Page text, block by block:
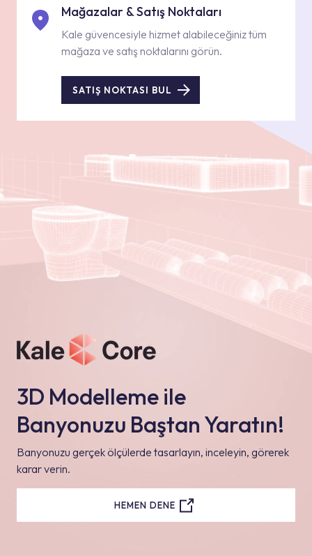
Mağazalar & Satış Noktaları
Kale güvencesiyle hizmet alabileceğiniz tüm
mağaza ve satış noktalarını görün.
SATIŞ NOKTASI BUL
3D Modelleme ile
Banyonuzu Baştan Yaratın!
Banyonuzu gerçek ölçülerde tasarlayın, inceleyin, görerek
karar verin.
HEMEN DENE